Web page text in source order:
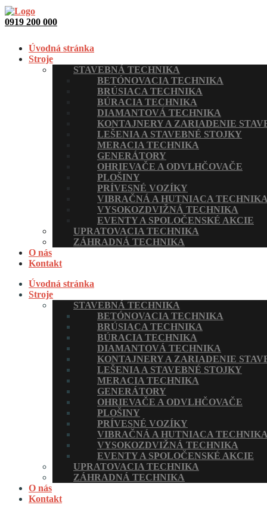
0919 200 000
Úvodná stránka
Stroje
STAVEBNÁ TECHNIKA
BETÓNOVACIA TECHNIKA
BRÚSIACA TECHNIKA
BÚRACIA TECHNIKA
DIAMANTOVÁ TECHNIKA
KONTAJNERY A ZARIADENIE
LEŠENIA A STAVEBNÉ STOJKY
MERACIA TECHNIKA
GENERÁTORY
OHRIEVAČE A ODVLHČOVAČE
PLOŠINY
PRÍVESNÉ VOZÍKY
VIBRAČNÁ A HUTNIACA TECHNIKA
VYSOKOZDVIŽNÁ TECHNIKA
EVENTY A SPOLOČENSKÉ AKCIE
UPRATOVACIA TECHNIKA
ZÁHRADNÁ TECHNIKA
O nás
Kontakt
Úvodná stránka
Stroje
STAVEBNÁ TECHNIKA
BETÓNOVACIA TECHNIKA
BRÚSIACA TECHNIKA
BÚRACIA TECHNIKA
DIAMANTOVÁ TECHNIKA
KONTAJNERY A ZARIADENIE
LEŠENIA A STAVEBNÉ STOJKY
MERACIA TECHNIKA
GENERÁTORY
OHRIEVAČE A ODVLHČOVAČE
PLOŠINY
PRÍVESNÉ VOZÍKY
VIBRAČNÁ A HUTNIACA TECHNIKA
VYSOKOZDVIŽNÁ TECHNIKA
EVENTY A SPOLOČENSKÉ AKCIE
UPRATOVACIA TECHNIKA
ZÁHRADNÁ TECHNIKA
O nás
Kontakt